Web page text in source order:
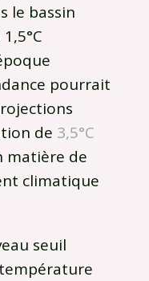
le bassin
pourrait
de 3,5°C
matière de
climatique
seuil